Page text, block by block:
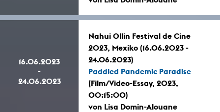
16.06.2023
-
24.06.2023
Nahui Ollin Festival de Cine
2023, Mexiko (16.06.2023 -
24.06.2023)
Paddled Pandemic Paradise
(Film/Video-Essay, 2023,
00:15:00)
von Lisa Domin-Alouane